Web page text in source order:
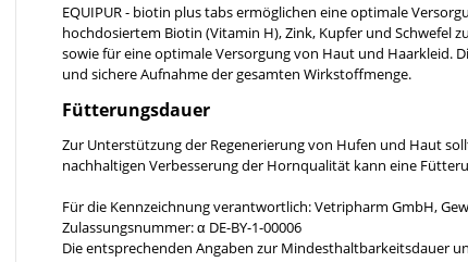
EQUIPUR - biotin plus tabs ermöglichen eine optimale
hochdosiertem Biotin (Vitamin H), Zink, Kupfer und Schwefel
sowie für eine optimale Versorgung von Haut und Haarkleid.
und sichere Aufnahme der gesamten Wirkstoffmenge.
Fütterungsdauer
Zur Unterstützung der Regenerierung von Hufen und Haut
nachhaltigen Verbesserung der Hornqualität kann eine
Für die Kennzeichnung verantwortlich: Vetripharm GmbH,
Zulassungsnummer: α DE-BY-1-00006
Die entsprechenden Angaben zur Mindesthaltbarkeitsdauer